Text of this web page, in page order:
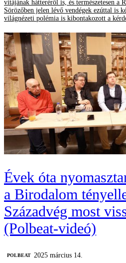
vitájának hátteréről is, és természetesen a
Sörözőben jelen lévő vendégek ezúttal is
világnézeti polémia is kibontakozott a
Évek óta
a Birodalom
Századvég most
(Polbeat-videó)
‎POLBEAT
2025 március 14.